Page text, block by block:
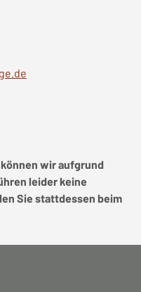
wir aufgrund
leider keine
Sie stattdessen beim